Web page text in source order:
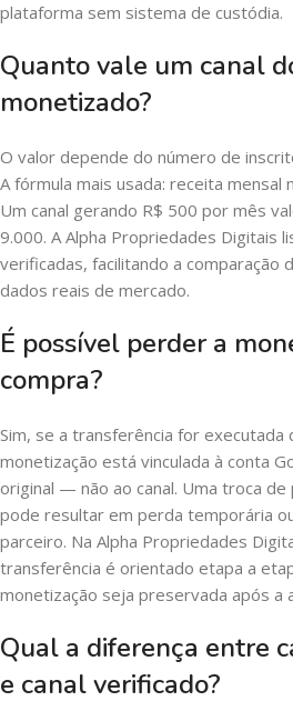
plataforma sem sistema de custódia.
Quanto vale um canal
monetizado?
O valor depende do número de
A fórmula mais usada: receita mensal
Um canal gerando R$ 500 por mês
9.000. A Alpha Propriedades Digitais
verificadas, facilitando a comparação
dados reais de mercado.
É possível perder a
compra?
Sim, se a transferência for executada
monetização está vinculada à conta
original — não ao canal. Uma troca
pode resultar em perda temporária
parceiro. Na Alpha Propriedades
transferência é orientado etapa a
monetização seja preservada após a
Qual a diferença entre
e canal verificado?